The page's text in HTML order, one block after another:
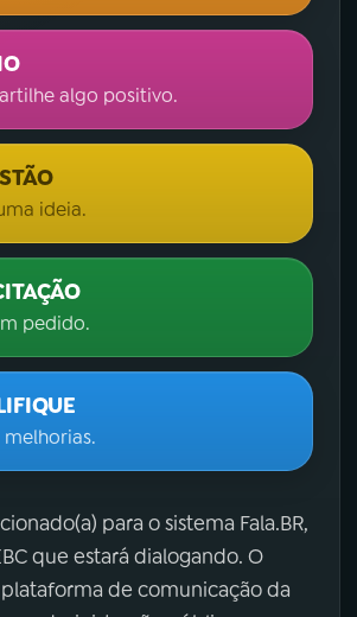
algo positivo.
ideia.
pedido.
melhorias.
para o sistema Fala.BR,
que estará dialogando. O
plataforma de comunicação da